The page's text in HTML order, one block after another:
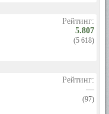
Рейтинг:
5.807
(5 618)
Рейтинг:
—
(97)